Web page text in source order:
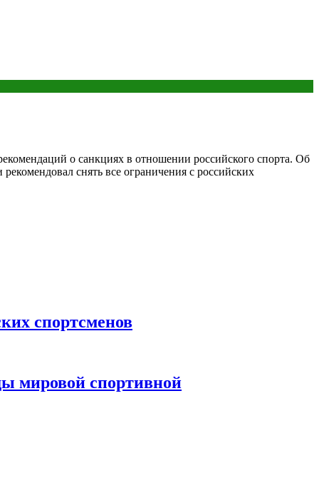
о санкциях в отношении российского спорта. Об
снять все ограничения с российских
спортсменов
мировой спортивной